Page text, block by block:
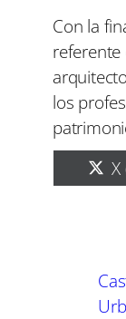
Con la
referente
los
C
o
i
r